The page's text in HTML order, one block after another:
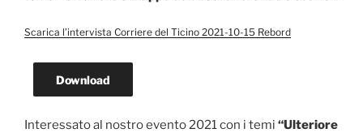
Scarica l’intervista Corriere del Ticino 2021-10-15 Rebord
Download
Interessato al nostro evento 2021 con i temi “Ulteriore